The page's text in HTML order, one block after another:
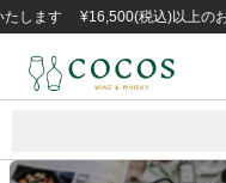
¥16,500(税込)以上のお買い